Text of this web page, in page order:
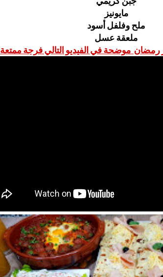
مايونيز
ملح وفلفل أسود
ملعقة عسل
موضحة في الفيديو التالي فرجة ممتعة